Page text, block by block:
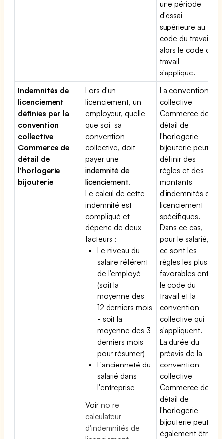
une période
d'essai
supérieure au
code du travail,
alors le code du
travail
s'applique.
Indemnités de
licenciement
définies par la
convention
collective
Commerce de
détail de
l'horlogerie
bijouterie
Lors d'un
licenciement, un
employeur, quelle
que soit sa
convention
collective, doit
payer une
indemnité de
licenciement.
Le calcul de cette
indemnité est
compliqué et
dépend de deux
facteurs :
Le niveau du
salaire référent
de l'employé
(soit la
moyenne des
12 derniers mois
- soit la
moyenne des 3
derniers mois
pour résumer)
L'ancienneté du
salarié dans
l'entreprise
Voirnotre
calculateur
d'indemnités de
La convention
collective
Commerce de
détail de
l'horlogerie
bijouterie peut
définir des
règles et des
montants
d'indemnités de
licenciement
spécifiques.
Dans ce cas,
pour le salarié,
ce sont les
règles les plus
favorables entre
le code du
travail et la
convention
collective qui
s'appliquent.
La durée du
préavis de la
convention
collective
Commerce de
détail de
l'horlogerie
bijouterie peut
également être